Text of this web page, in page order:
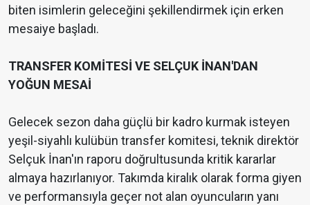
biten isimlerin geleceğini şekillendirmek için erken
mesaiye başladı.
TRANSFER KOMİTESİ VE SELÇUK İNAN'DAN
YOĞUN MESAİ
Gelecek sezon daha güçlü bir kadro kurmak isteyen
yeşil-siyahlı kulübün transfer komitesi, teknik direktör
Selçuk İnan'ın raporu doğrultusunda kritik kararlar
almaya hazırlanıyor. Takımda kiralık olarak forma giyen
ve performansıyla geçer not alan oyuncuların yanı